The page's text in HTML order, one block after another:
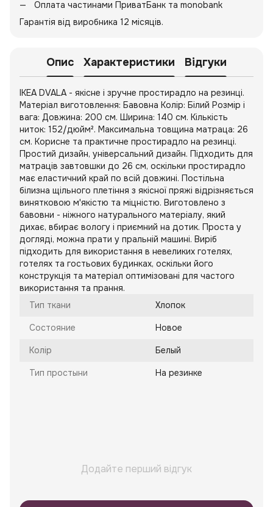
Оплата частинами ПриватБанк та monobank
Гарантія від виробника 12 місяців.
Опис Характеристики Відгуки
IKEA DVALA - якісне і зручне простирадло на резинці.
Матеріал виготовлення: Бавовна Колір: Білий Розмір і
вага: Довжина: 200 см. Ширина: 140 см. Кількість
ниток: 152/дюйм². Максимальна товщина матраца: 26
см. Корисне та практичне простирадло на резинці.
Простий дизайн, універсальний дизайн. Підходить для
матраців завтовшки до 26 см, оскільки простирадло
має еластичний край по всій довжині. Постільна
білизна щільного плетіння з якісної пряжі відрізняється
винятковою м'якістю та міцністю. Виготовлено з
бавовни - ніжного натурального матеріалу, який
дихає, вбирає вологу і приємний на дотик. Проста у
догляді, можна прати у пральній машині. Виріб
підходить для використання в невеликих готелях,
готелях та гостьових будинках, оскільки його
конструкція та матеріал оптимізовані для частого
використання та прання.
Тип ткани
Хлопок
Состояние Новое
Колір Белый
Тип простыни На резинке
Додайте перший відгук